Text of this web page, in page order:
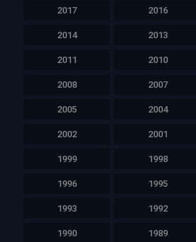
2017 2016
2014 2013
2011 2010
2008 2007
2005 2004
2002 2001
1999 1998
1996 1995
1993 1992
1990 1989